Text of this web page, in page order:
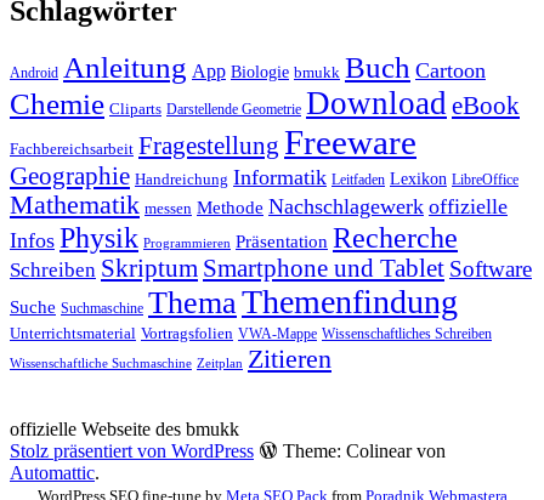
Schlagwörter
Android Anleitung App Biologie bmukk Buch Cartoon
Chemie Cliparts Darstellende Geometrie DownloadeBook
Fachbereichsarbeit Fragestellung Freeware
Geographie Handreichung Informatik Leitfaden Lexikon LibreOffice
Mathematik messen Methode Nachschlagewerk offizielle
Infos Physik Programmieren Präsentation Recherche
Schreiben Skriptum Smartphone und Tablet Software
Suche Suchmaschine ThemaThemenfindung
Unterrichtsmaterial Vortragsfolien VWA-Mappe Wissenschaftliches Schreiben
Wissenschaftliche Suchmaschine Zeitplan Zitieren
offizielle Webseite des bmukk
Stolz präsentiert von WordPress
Theme: Colinear von
Automattic.
WordPress SEO fine-tune by Meta SEO Pack from Poradnik Webmastera